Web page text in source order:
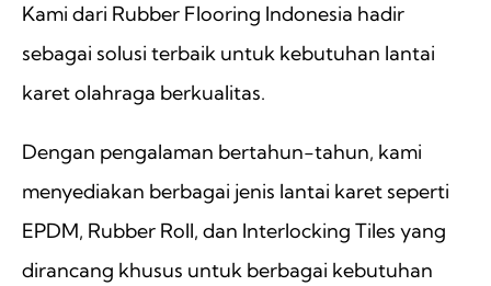
Kami dari Rubber Flooring Indonesia hadir
sebagai solusi terbaik untuk kebutuhan lantai
karet olahraga berkualitas.
Dengan pengalaman bertahun-tahun, kami
menyediakan berbagai jenis lantai karet seperti
EPDM, Rubber Roll, dan Interlocking Tiles yang
dirancang khusus untuk berbagai kebutuhan